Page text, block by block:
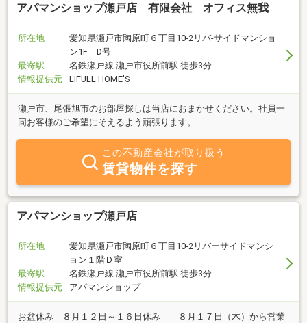
アパマンショップ瀬戸店 有限会社 オフィス無我
所在地
愛知県瀬戸市陶原町６丁目10-2リバ-サイドマンショ
ン1F D号
最寄駅
名鉄瀬戸線 瀬戸市役所前駅 徒歩3分
情報提供元
LIFULL HOME'S
瀬戸市、尾張旭市のお部屋探しは当店におまかせください。社員一
同お客様のご希望にそえるよう頑張ります。
この不動産会社が取り扱う
賃貸物件を探す
アパマンショップ瀬戸店
所在地
愛知県瀬戸市陶原町６丁目10-2リバーサイドマンシ
ョン１階Ｄ室
最寄駅
名鉄瀬戸線 瀬戸市役所前駅 徒歩3分
情報提供元
アパマンショップ
お盆休み ８月１２日～１６日休み ８月１７日（木）から営業